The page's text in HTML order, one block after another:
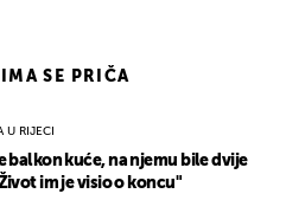
SE PRIČA
U RIJECI
balkon kuće, na njemu bile dvije
im je visio o koncu"